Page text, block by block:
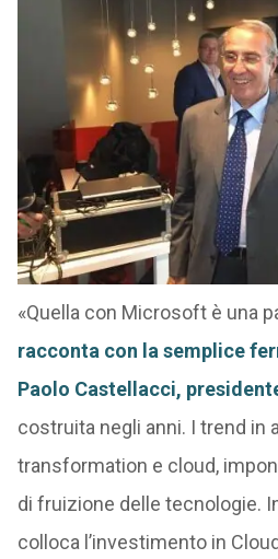
«Quella con Microsoft è una
racconta con la semplice
Paolo Castellacci,
costruita negli anni. I trend in
transformation e cloud,
di fruizione delle tecnologie.
colloca l’investimento in